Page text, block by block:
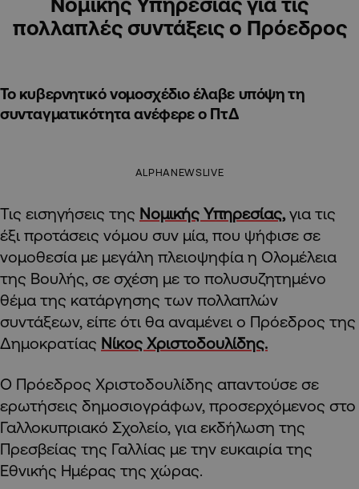
πολλαπλές συντάξεις ο Πρόεδρος
Το κυβερνητικό νομοσχέδιο έλαβε υπόψη τη
συνταγματικότητα ανέφερε ο ΠτΔ
ALPHANEWSLIVE
Τις εισηγήσεις της Νομικής Υπηρεσίας, για τις
έξι προτάσεις νόμου συν μία, που ψήφισε σε
νομοθεσία με μεγάλη πλειοψηφία η Ολομέλεια
της Βουλής, σε σχέση με το πολυσυζητημένο
θέμα της κατάργησης των πολλαπλών
συντάξεων, είπε ότι θα αναμένει ο Πρόεδρος της
Δημοκρατίας Νίκος Χριστοδουλίδης.
Ο Πρόεδρος Χριστοδουλίδης απαντούσε σε
ερωτήσεις δημοσιογράφων, προσερχόμενος στο
Γαλλοκυπριακό Σχολείο, για εκδήλωση της
Πρεσβείας της Γαλλίας με την ευκαιρία της
Εθνικής Ημέρας της χώρας.